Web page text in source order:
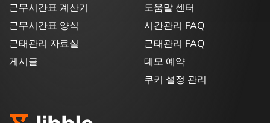
근무시간표 계산기
근무시간표 양식
근태관리 자료실
게시글
도움말 센터
시간관리 FAQ
근태관리 FAQ
데모 예약
쿠키 설정 관리